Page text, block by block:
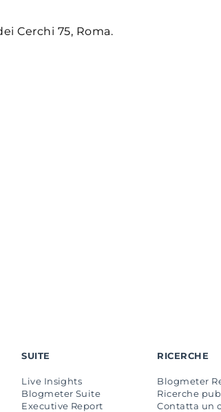
Cerchi 75, Roma.
SUITE
Live Insights
Blogmeter Suite
Executive Report
RICERCHE
Blogmeter
Ricerche
Contatta un